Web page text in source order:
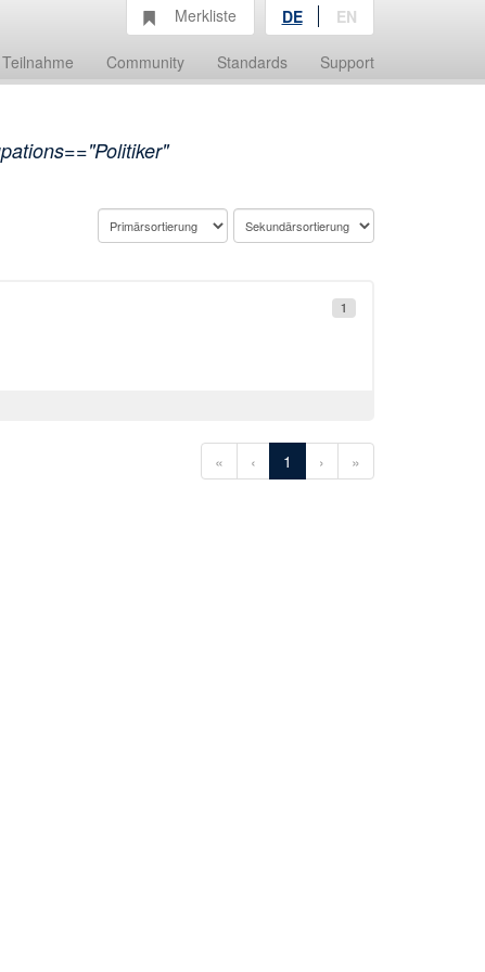
Teilnahme Community Standards Support
Merkliste DE EN
1
« ‹ 1 › »